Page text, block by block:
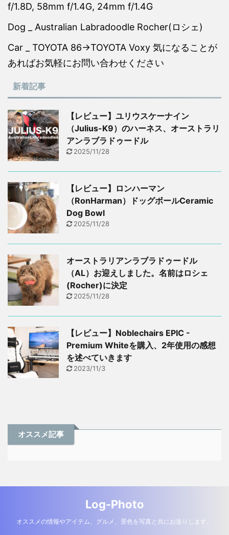
f/1.8D, 58mm f/1.4G, 24mm f/1.4G
Dog _ Australian Labradoodle Rocher(ロシェ)
Car _ TOYOTA 86→TOYOTA Voxy 気になることが
あればお気軽にお問い合わせください
新着記事
【レビュー】ユリウスケーナイン
（Julius-K9）のハーネス、オーストラリ
アンラブラドゥードル
2025/11/28
【レビュー】ロンハーマン
（RonHarman）ドッグボールCeramic
Dog Bowl
2025/11/28
オーストラリアンラブラドゥードル
（AL）お迎えしました。名前はロシェ
(Rocher)に決定
2025/11/28
【レビュー】Noblechairs EPIC -
Premium Whiteを購入、2年使用の感想
を述べていきます
2023/11/3
オススメ記事
Log-Photo
オススメの情報やアイテム、グルメ、景色を写真と共にお送りします。